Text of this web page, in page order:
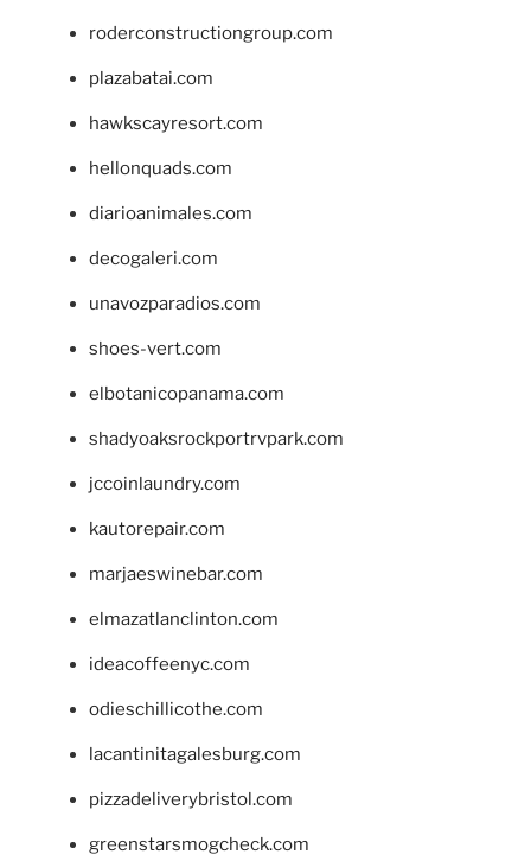
roderconstructiongroup.com
plazabatai.com
hawkscayresort.com
hellonquads.com
diarioanimales.com
decogaleri.com
unavozparadios.com
shoes-vert.com
elbotanicopanama.com
shadyoaksrockportrvpark.com
jccoinlaundry.com
kautorepair.com
marjaeswinebar.com
elmazatlanclinton.com
ideacoffeenyc.com
odieschillicothe.com
lacantinitagalesburg.com
pizzadeliverybristol.com
greenstarsmogcheck.com